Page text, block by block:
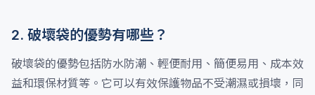
2. 破壞袋的優勢有哪些？
破壞袋的優勢包括防水防潮、輕便耐用、簡便易用、成本效
益和環保材質等。它可以有效保護物品不受潮濕或損壞，同